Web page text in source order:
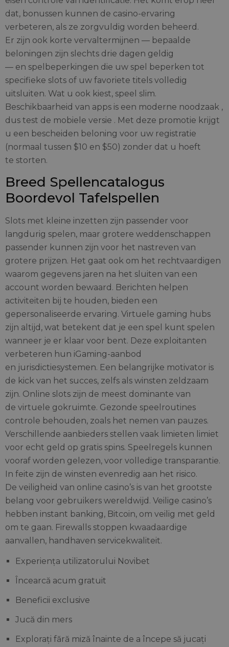
dat, bonussen kunnen de casino-ervaring
verbeteren, als ze zorgvuldig worden beheerd.
Er zijn ook korte vervaltermijnen — bepaalde
beloningen zijn slechts drie dagen geldig
— en spelbeperkingen die uw spel beperken tot
specifieke slots of uw favoriete titels volledig
uitsluiten. Wat u ook kiest, speel slim.
Beschikbaarheid van apps is een moderne noodzaak ,
dus test de mobiele versie . Met deze promotie krijgt
u een bescheiden beloning voor uw registratie
(normaal tussen $10 en $50) zonder dat u hoeft
te storten.
Breed Spellencatalogus
Boordevol Tafelspellen
Slots met kleine inzetten zijn passender voor
langdurig spelen, maar grotere weddenschappen
passender kunnen zijn voor het nastreven van
grotere prijzen. Het gaat ook om het rechtvaardigen
waarom gegevens jaren na het sluiten van een
account worden bewaard. Berichten helpen
activiteiten bij te houden, bieden een
gepersonaliseerde ervaring. Virtuele gaming hubs
zijn altijd, wat betekent dat je een spel kunt spelen
wanneer je er klaar voor bent. Deze exploitanten
verbeteren hun iGaming-aanbod
en jurisdictiesystemen. Een belangrijke motivator is
de kick van het succes, zelfs als winsten zeldzaam
zijn. Online slots zijn de meest dominante van
de virtuele gokruimte. Gezonde speelroutines
controle behouden, zoals het nemen van pauzes.
Verschillende aanbieders stellen vaak limieten limiet
voor echt geld op gratis spins. Speelregels kunnen
vooraf worden gelezen, voor volledige transparantie.
In feite zijn de winsten evenredig aan het risico.
De veiligheid van online casino’s is van het grootste
belang voor gebruikers wereldwijd. Veilige casino’s
hebben instant banking, Bitcoin, om veilig met geld
om te gaan. Firewalls stoppen kwaadaardige
aanvallen, handhaven servicekwaliteit.
Experiența utilizatorului Novibet
Încearcă acum gratuit
Beneficii exclusive
Jucă din mers
Explorați fără miză înainte de a începe să jucați